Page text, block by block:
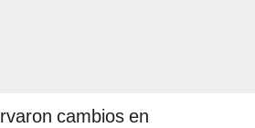
cambios en